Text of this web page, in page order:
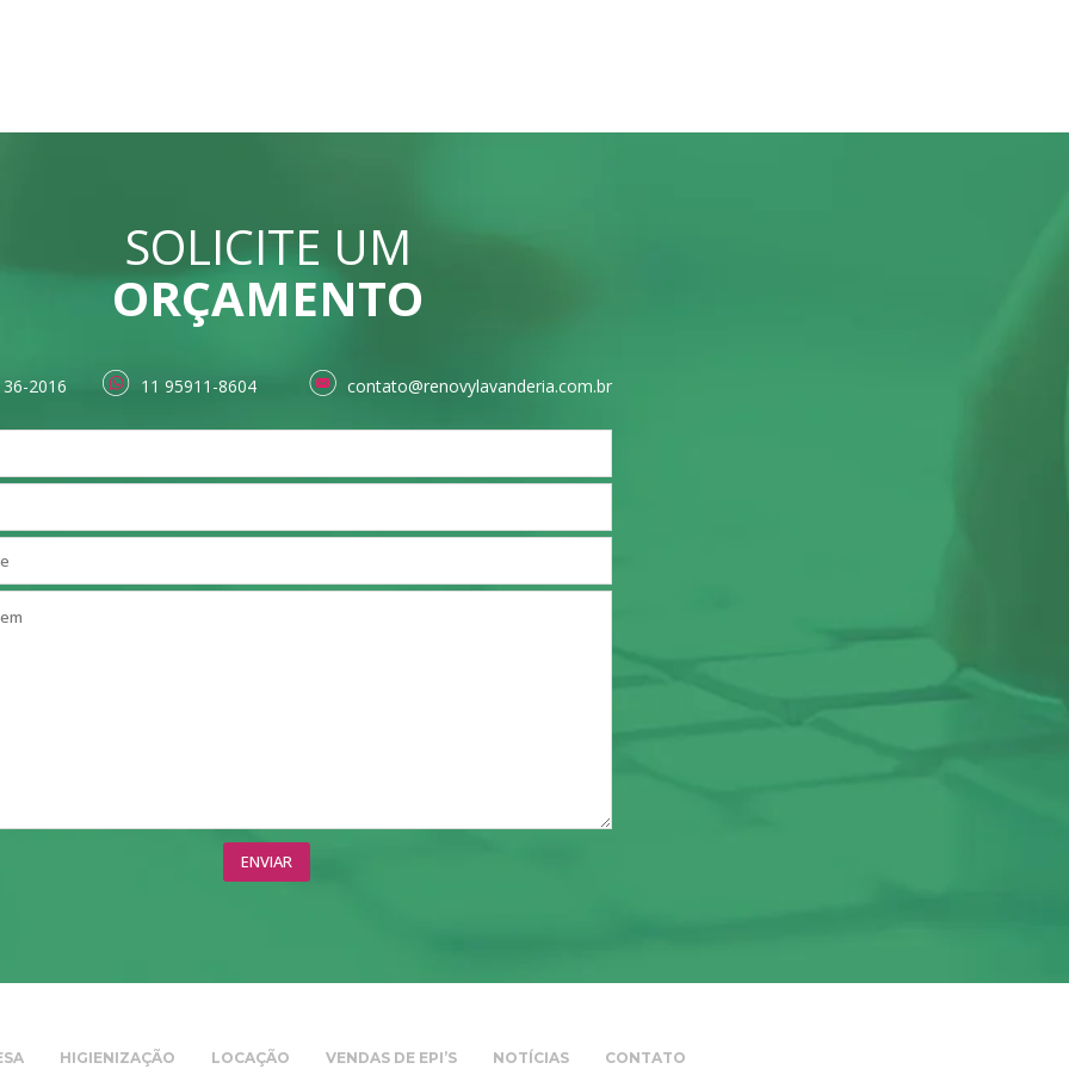
SOLICITE UM
ORÇAMENTO
2016 11 95911-8604 contato@renovylavanderia.com.br
HIGIENIZAÇÃO LOCAÇÃO VENDAS DE EPI’S NOTÍCIAS CONTATO